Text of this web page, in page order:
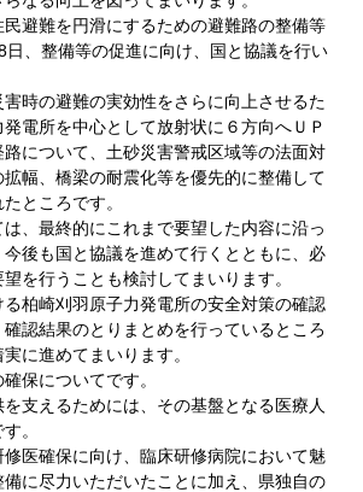
避難を円滑にするための避難路の整備等
日、整備等の促進に向け、国と協議を行い
時の避難の実効性をさらに向上させるた
電所を中心として放射状に６方向へＵＰ
路について、土砂災害警戒区域等の法面対
幅、橋梁の耐震化等を優先的に整備して
ところです。
、最終的にこれまで要望した内容に沿っ
後も国と協議を進めて行くとともに、必
を行うことも検討してまいります。
柏崎刈羽原子力発電所の安全対策の確認
認結果のとりまとめを行っているところ
に進めてまいります。
保についてです。
支えるためには、その基盤となる医療人
。
医確保に向け、臨床研修病院において魅
に尽力いただいたことに加え、県独自の